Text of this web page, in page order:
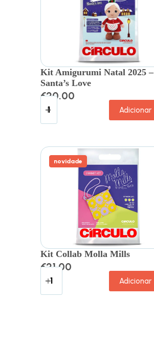
Kit Amigurumi Natal 2025 –
Santa’s Love
€20.00
Adicionar
novidade
Kit Collab Molla Mills
€21.00
Adicionar